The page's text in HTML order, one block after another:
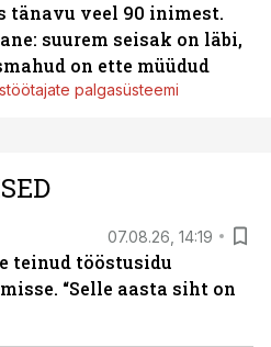
tänavu veel 90 inimest.
suurem seisak on läbi,
on ette müüdud
palgasüsteemi
07.08.26, 14:19
teinud tööstusidu
“Selle aasta siht on